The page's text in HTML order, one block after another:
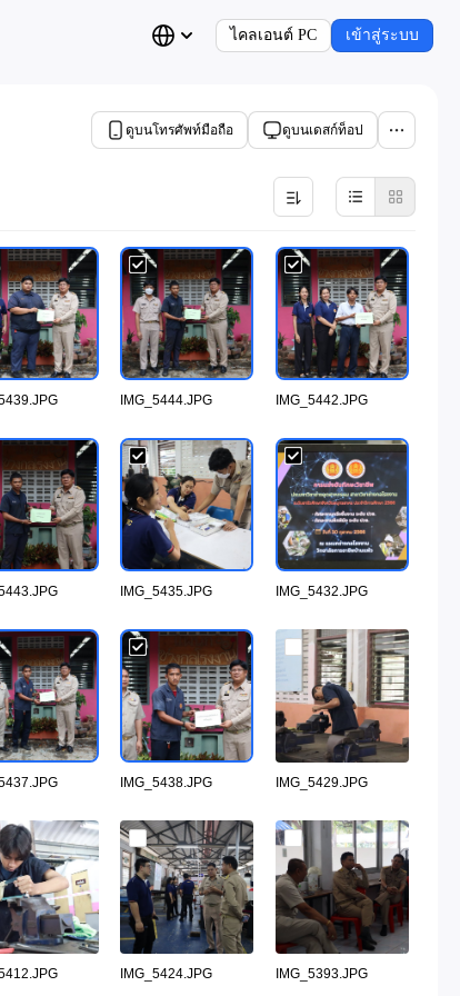
ไคลเอนต์ PC เข้าสู่ระบบ
ดูบนโทรศัพท์มือถือ ดูบนเดสก์ท็อป
IMG_5444.JPG IMG_5442.JPG
IMG_5435.JPG IMG_5432.JPG
IMG_5438.JPG IMG_5429.JPG
IMG_5424.JPG IMG_5393.JPG